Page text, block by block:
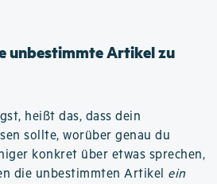
unbestimmte Artikel zu
heißt das, dass dein
sollte, worüber genau du
konkret über etwas sprechen,
die unbestimmten Artikel ein